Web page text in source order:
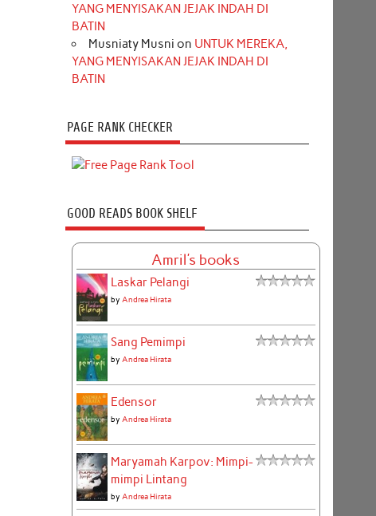
YANG MENYISAKAN JEJAK INDAH DI
BATIN
Musniaty Musni on UNTUK MEREKA,
YANG MENYISAKAN JEJAK INDAH DI
BATIN
PAGE RANK CHECKER
GOOD READS BOOK SHELF
Amril's books
Laskar Pelangi
by Andrea Hirata
Sang Pemimpi
by Andrea Hirata
Edensor
by Andrea Hirata
Maryamah Karpov: Mimpi-
mimpi Lintang
by Andrea Hirata